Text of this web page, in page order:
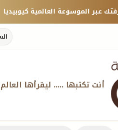
أنت تكتبها ..... ليقرأها العالم